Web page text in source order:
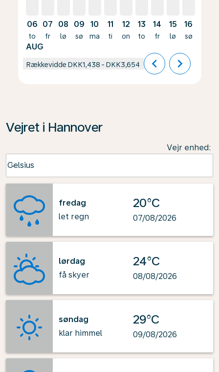
06
to
AUG
07
fr
08
lø
09
sø
10
ma
11
ti
12
on
13
to
14
fr
15
lø
16
sø
Rækkevidde DKK1,438 - DKK3,654 chevron_left chevron_right
Vejret i Hannover
Vejr enhed:
Celsius
keyboard_arrow_down
fredag
let regn
20°C
07/08/2026
lørdag
få skyer
24°C
08/08/2026
søndag
klar himmel
29°C
09/08/2026